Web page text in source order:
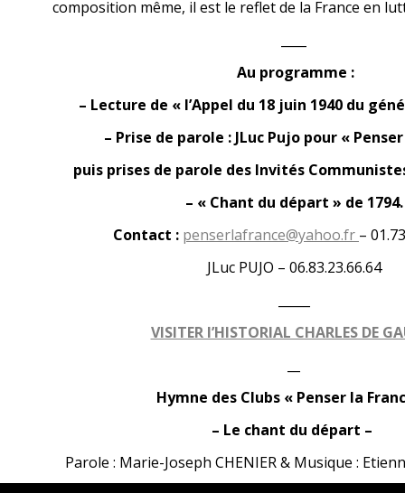
composition même, il est le reflet de la France en
Au programme :
– Lecture de « l’Appel du 18 juin 1940 du
– Prise de parole : JLuc Pujo pour «
puis prises de parole des Invités
– « Chant du départ » de 1794.
Contact : penserlafrance@yahoo.fr –
JLuc PUJO – 06.83.23.66.64
VISITER l’HISTORIAL CHARLES DE
Hymne des Clubs « Penser la
– Le chant du départ –
Parole : Marie-Joseph CHENIER & Musique :